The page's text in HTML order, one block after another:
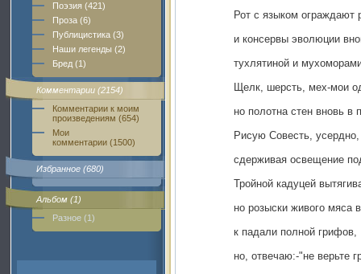
Поэзия (421)
Проза (6)
Публицистика (3)
Наши легенды (2)
Бред (1)
Комментарии (2154)
Комментарии к моим
произведениям (654)
Мои
комментарии (1500)
Избранное (680)
Альбом (1)
Разное (1)
Рот с языком ограждают
и консервы эволюции
тухлятиной и
Щелк, шерсть, мех-мои
но полотна стен вновь в
Рисую Совесть, усердно,
сдерживая освещение
Тройной кадуцей
но розыски живого мяса
к падали полной грифов,
но, отвечаю:-"не верьте